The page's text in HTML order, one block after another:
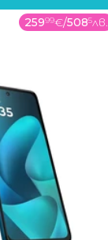
25999€/5085лв.